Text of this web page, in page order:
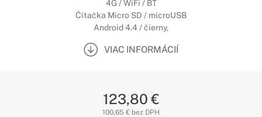
4G / WiFi / BT
Čítačka Micro SD / microUSB
Android 4.4 / čierny,
VIAC INFORMÁCIÍ
123,80 €
100,65 € bez DPH